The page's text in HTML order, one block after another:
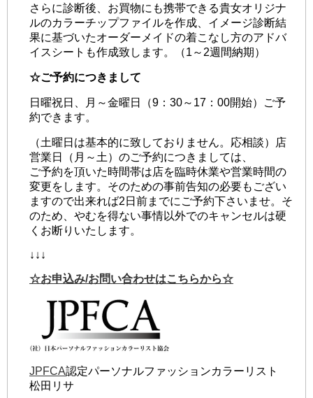
さらに診断後、お買物にも携帯できる貴女オリジナ
ルのカラーチップファイルを作成、イメージ診断結
果に基づいたオーダーメイドの着こなし方のアドバ
イスシートも作成致します。（1～2週間納期）
☆ご予約につきまして
日曜祝日、月～金曜日（9：30～17：00開始）ご予
約できます。
（土曜日は基本的に致しておりません。応相談）店
営業日（月～土）のご予約につきましては、
ご予約を頂いた時間帯は店を臨時休業や営業時間の
変更をします。そのための事前告知の必要もござい
ますので出来れば2日前までにご予約下さいませ。そ
のため、やむを得ない事情以外でのキャンセルは硬
くお断りいたします。
↓↓↓
☆お申込み/お問い合わせはこちらから☆
JPFCA認定パーソナルファッションカラーリスト
松田リサ